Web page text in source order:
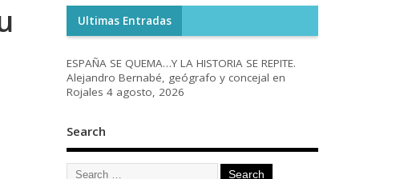
Ultimas Entradas
ESPAÑA SE QUEMA…Y LA HISTORIA SE REPITE.
Alejandro Bernabé, geógrafo y concejal en
Rojales 4 agosto, 2026
Search